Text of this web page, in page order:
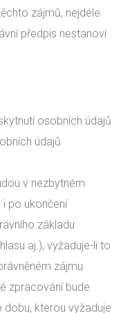
zájmů, nejdéle
předpis nestanoví
osobních údajů
údajů
v nezbytném
po ukončení
základu
aj.), vyžaduje-li to
zájmu
zpracování bude
kterou vyžaduje